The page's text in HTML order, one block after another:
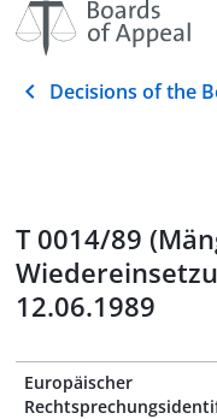
Decisions of the
T 0014/89
12.06.1989
Europäischer